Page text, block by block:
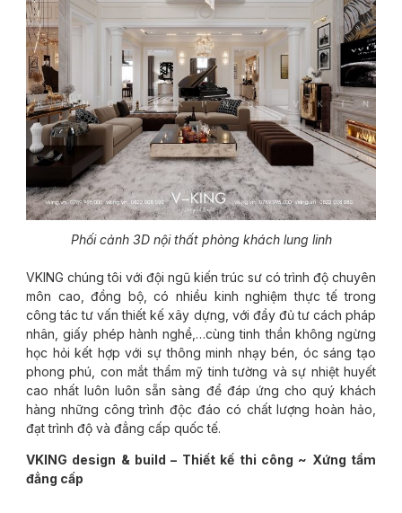
Phối cảnh 3D nội thất phòng khách lung linh
VKING chúng tôi với đội ngũ kiến trúc sư có trình độ chuyên
môn cao, đồng bộ, có nhiều kinh nghiệm thực tế trong
công tác tư vấn thiết kế xây dựng, với đầy đủ tư cách pháp
nhân, giấy phép hành nghề,…cùng tinh thần không ngừng
học hỏi kết hợp với sự thông minh nhạy bén, óc sáng tạo
phong phú, con mắt thẩm mỹ tinh tường và sự nhiệt huyết
cao nhất luôn luôn sẵn sàng để đáp ứng cho quý khách
hàng những công trình độc đáo có chất lượng hoàn hảo,
đạt trình độ và đẳng cấp quốc tế.
VKING design & build – Thiết kế thi công ~ Xứng tầm
đẳng cấp